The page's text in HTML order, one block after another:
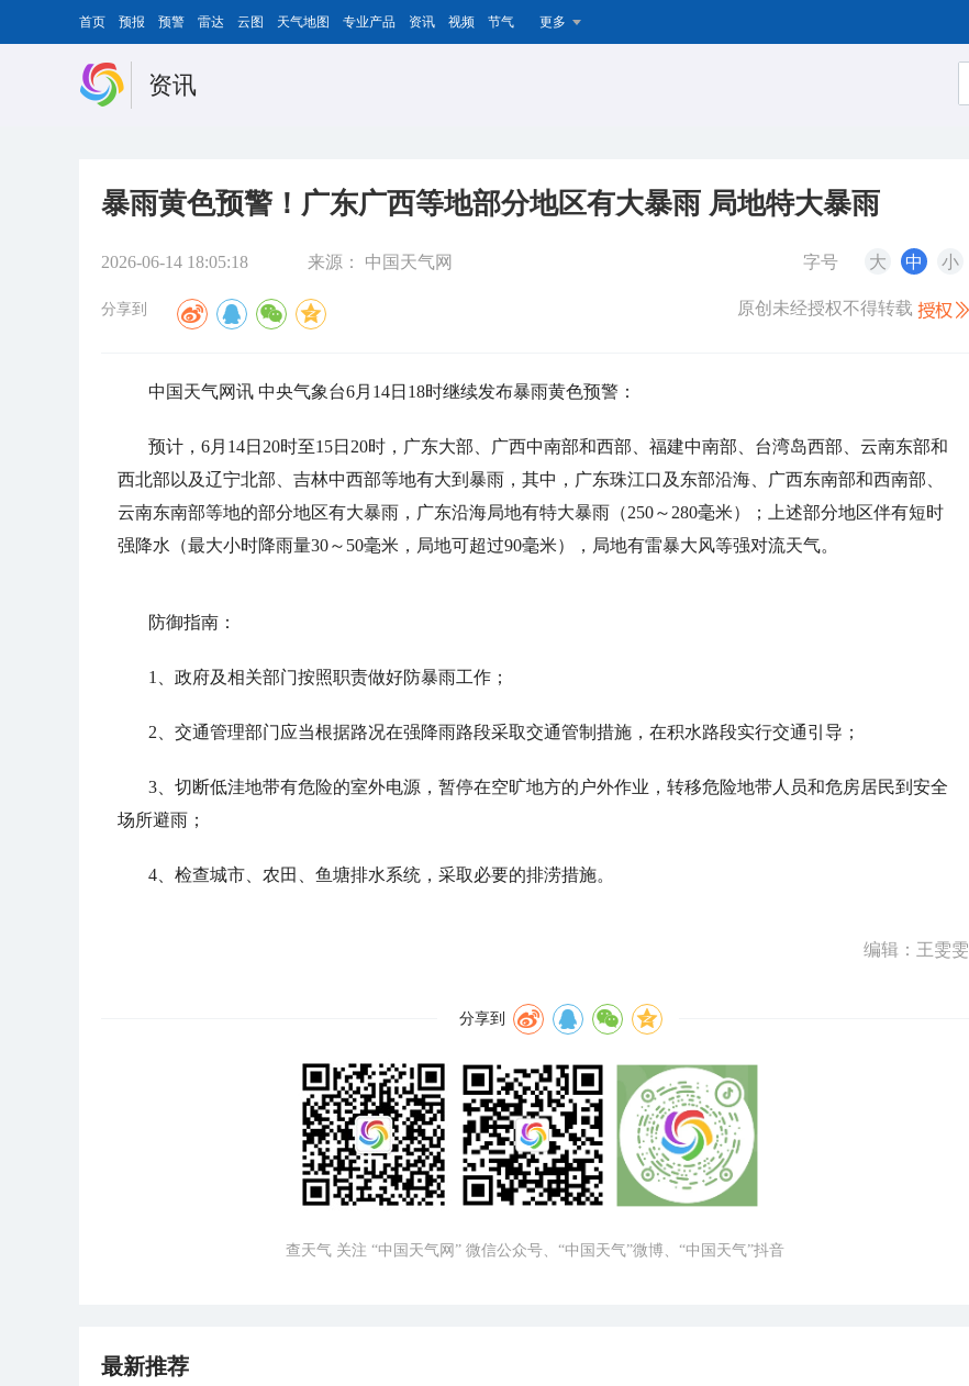
首页 预报 预警 雷达 云图 天气地图 专业产品 资讯 视频 节气 更多
资讯
暴雨黄色预警！广东广西等地部分地区有大暴雨 局地特大暴雨
2026-06-14 18:05:18 来源： 中国天气网 字号 大 中 小
分享到 原创未经授权不得转载
中国天气网讯 中央气象台6月14日18时继续发布暴雨黄色预警：
预计，6月14日20时至15日20时，广东大部、广西中南部和西部、福建中南部、台湾岛西部、云南东部和
西北部以及辽宁北部、吉林中西部等地有大到暴雨，其中，广东珠江口及东部沿海、广西东南部和西南部、
云南东南部等地的部分地区有大暴雨，广东沿海局地有特大暴雨（250～280毫米）；上述部分地区伴有短时
强降水（最大小时降雨量30～50毫米，局地可超过90毫米），局地有雷暴大风等强对流天气。
防御指南：
1、政府及相关部门按照职责做好防暴雨工作；
2、交通管理部门应当根据路况在强降雨路段采取交通管制措施，在积水路段实行交通引导；
3、切断低洼地带有危险的室外电源，暂停在空旷地方的户外作业，转移危险地带人员和危房居民到安全
场所避雨；
4、检查城市、农田、鱼塘排水系统，采取必要的排涝措施。
编辑：王雯雯
分享到
查天气 关注 “中国天气网” 微信公众号、“中国天气”微博、“中国天气”抖音
最新推荐